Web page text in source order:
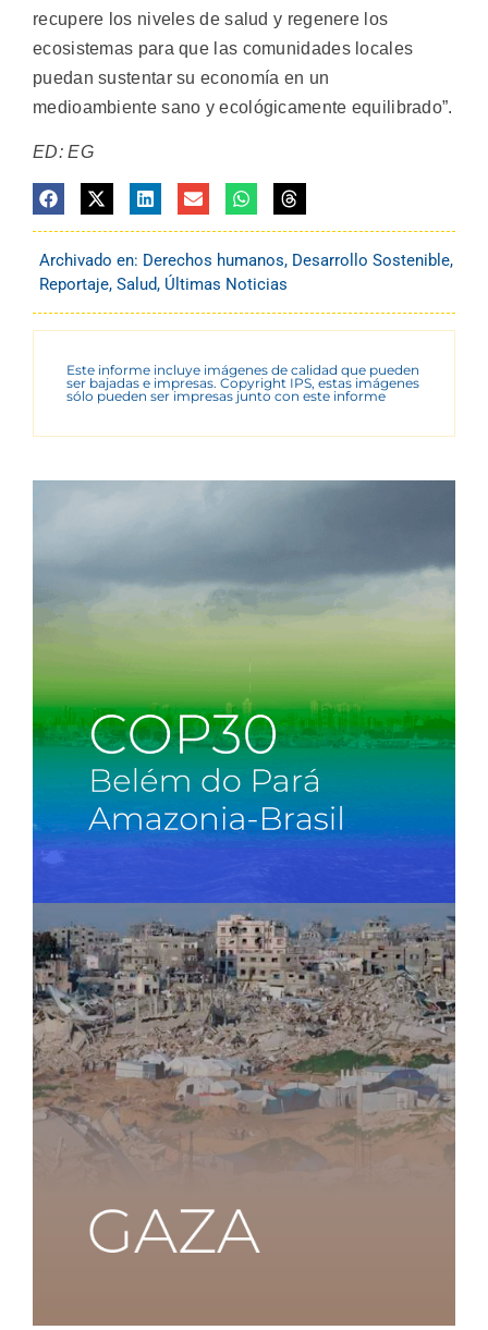
recupere los niveles de salud y regenere los
ecosistemas para que las comunidades locales
puedan sustentar su economía en un
medioambiente sano y ecológicamente equilibrado”.
ED: EG
Archivado en: Derechos humanos, Desarrollo Sostenible,
Reportaje, Salud, Últimas Noticias
Este informe incluye imágenes de calidad que pueden
ser bajadas e impresas. Copyright IPS, estas imágenes
sólo pueden ser impresas junto con este informe